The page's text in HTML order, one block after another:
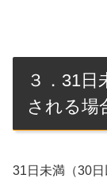
３．31日
される場
31日未満（30